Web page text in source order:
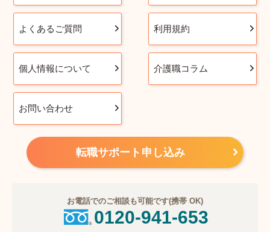
よくあるご質問 利用規約
個人情報について 介護職コラム
お問い合わせ
転職サポート申し込み
お電話でのご相談も可能です(携帯 OK)
0120-941-653